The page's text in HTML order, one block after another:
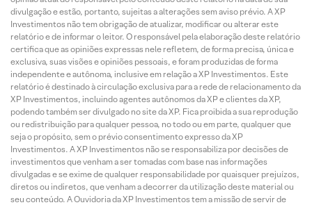
divulgação e estão, portanto, sujeitas a alterações sem aviso prévio. A XP
Investimentos não tem obrigação de atualizar, modificar ou alterar este
relatório e de informar o leitor. O responsável pela elaboração deste relatório
certifica que as opiniões expressas nele refletem, de forma precisa, única e
exclusiva, suas visões e opiniões pessoais, e foram produzidas de forma
independente e autônoma, inclusive em relação a XP Investimentos. Este
relatório é destinado à circulação exclusiva para a rede de relacionamento da
XP Investimentos, incluindo agentes autônomos da XP e clientes da XP,
podendo também ser divulgado no site da XP. Fica proibida a sua reprodução
ou redistribuição para qualquer pessoa, no todo ou em parte, qualquer que
seja o propósito, sem o prévio consentimento expresso da XP
Investimentos. A XP Investimentos não se responsabiliza por decisões de
investimentos que venham a ser tomadas com base nas informações
divulgadas e se exime de qualquer responsabilidade por quaisquer prejuízos,
diretos ou indiretos, que venham a decorrer da utilização deste material ou
seu conteúdo. A Ouvidoria da XP Investimentos tem a missão de servir de